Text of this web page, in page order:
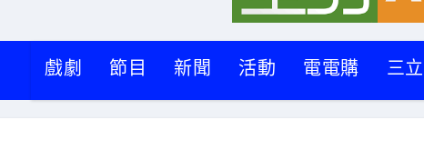
戲劇 節目 新聞 活動 電電購 三